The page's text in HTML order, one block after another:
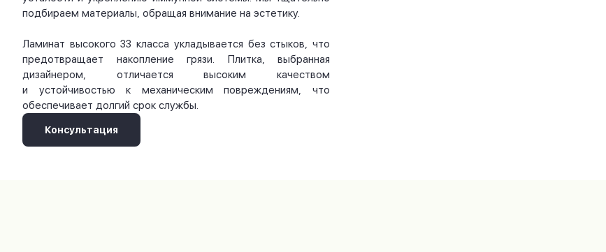
подбираем материалы, обращая внимание на эстетику.
Ламинат высокого 33 класса укладывается без стыков, что
предотвращает накопление грязи. Плитка, выбранная
дизайнером, отличается высоким качеством
и устойчивостью к механическим повреждениям, что
обеспечивает долгий срок службы.
Консультация